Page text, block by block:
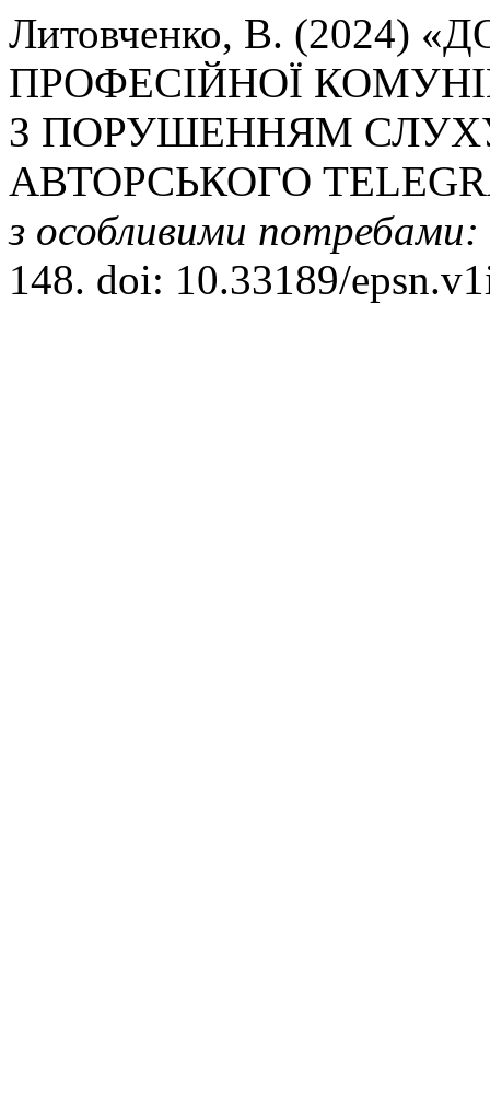
Литовченко, В.
ПРОФЕСІЙНОЇ
З ПОРУШЕННЯМ
АВТОРСЬКОГО
з особливими потребами:
148. doi: 10.33189/